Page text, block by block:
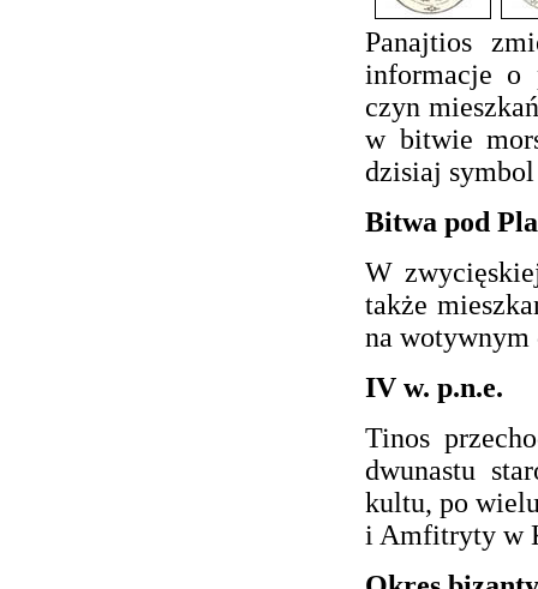
Panajtios
informacje o
czyn
w bitwie
dzisiaj
Bitwa pod
W
także
na
IV w. p.n.e.
Tinos
dwunastu
kultu, po
i Amfitryty w